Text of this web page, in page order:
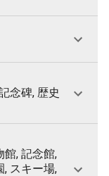
念碑, 歴史
館, 記念館,
, スキー場,